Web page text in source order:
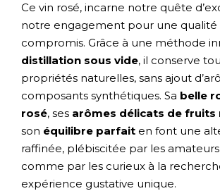
Ce vin rosé, incarne notre quête
notre engagement pour une qualité
compromis. Grâce à une méthode
distillation sous vide, il conserve
propriétés naturelles, sans ajout
composants synthétiques. Sa belle
rosé, ses arômes délicats de fruits
son équilibre parfait en font une
raffinée, plébiscitée par les
comme par les curieux à la
expérience gustative unique.